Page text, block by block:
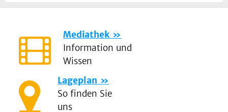
Mediathek
Information und
Wissen
Lageplan
So finden Sie
uns